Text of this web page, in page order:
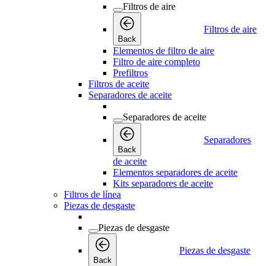
Filtros de aire
Back
Filtros de aire
Elementos de filtro de aire
Filtro de aire completo
Prefiltros
Filtros de aceite
Separadores de aceite
Separadores de aceite
Back
Separadores
de aceite
Elementos separadores de aceite
Kits separadores de aceite
Filtros de línea
Piezas de desgaste
Piezas de desgaste
Back
Piezas de desgaste